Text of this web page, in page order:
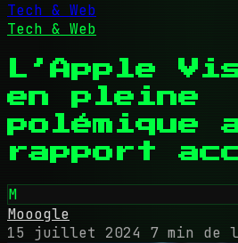
Tech & Web
Tech & Web
L’Apple
en pleine
polémique
rapport
M
Mooogle
15 juillet 2024 7 min de